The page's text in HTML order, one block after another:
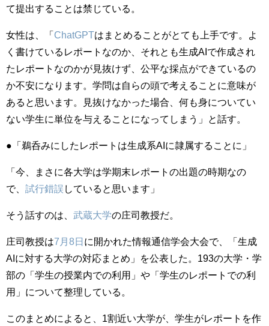
て提出することは禁じている。
女性は、「 ChatGPTはまとめることがとても上手です。よ
く書けているレポートなのか、それとも生成AIで作成され
たレポートなのかが見抜けず、公平な採点ができているの
か不安になります。学問は自らの頭で考えることに意味が
あると思います。見抜けなかった場合、何も身についてい
ない学生に単位を与えることになってしまう」と話す。
●「鵜呑みにしたレポートは生成系AIに隷属することに」
「今、まさに各大学は学期末レポートの出題の時期なの
で、 試行錯誤 していると思います」
そう話すのは、 武蔵大学の庄司教授だ。
庄司教授は7月8日 に開かれた情報通信学会大会で、「生成
AIに対する大学の対応まとめ」を公表した。193の大学・学
部の「学生の授業内での利用」や「学生のレポートでの利
用」について整理している。
このまとめによると、1割近い大学が、学生がレポートを作